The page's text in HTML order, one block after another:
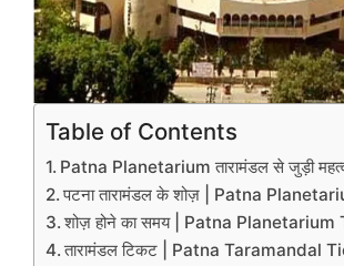
Table of Contents
Patna Planetarium तारामंडल से जुड़ी
पटना तारामंडल के शोज़ | Patna
शोज़ होने का समय | Patna Planetarium
तारामंडल टिकट | Patna Taramandal